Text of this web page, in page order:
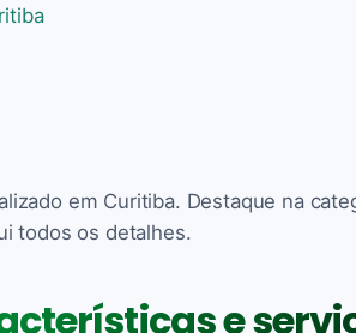
em Curitiba. Destaque na
todos os detalhes.
e